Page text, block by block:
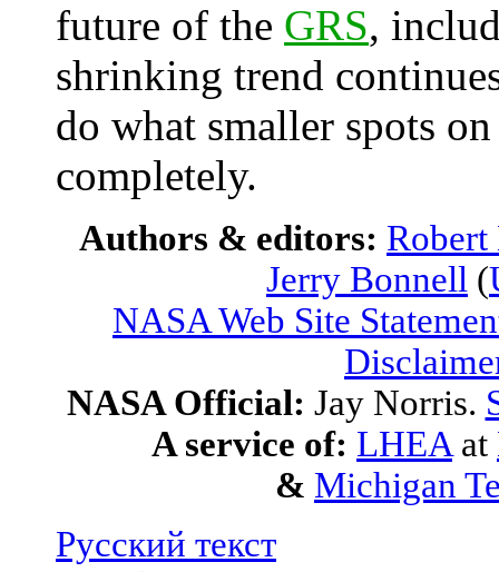
future of the GRS,
shrinking trend
do what smaller spots
completely.
Authors & editors:
Jerry Bonnell (
NASA Web Site
NASA Official: Jay Norris.
A service of: LHEA at
& Michigan
Русский текст